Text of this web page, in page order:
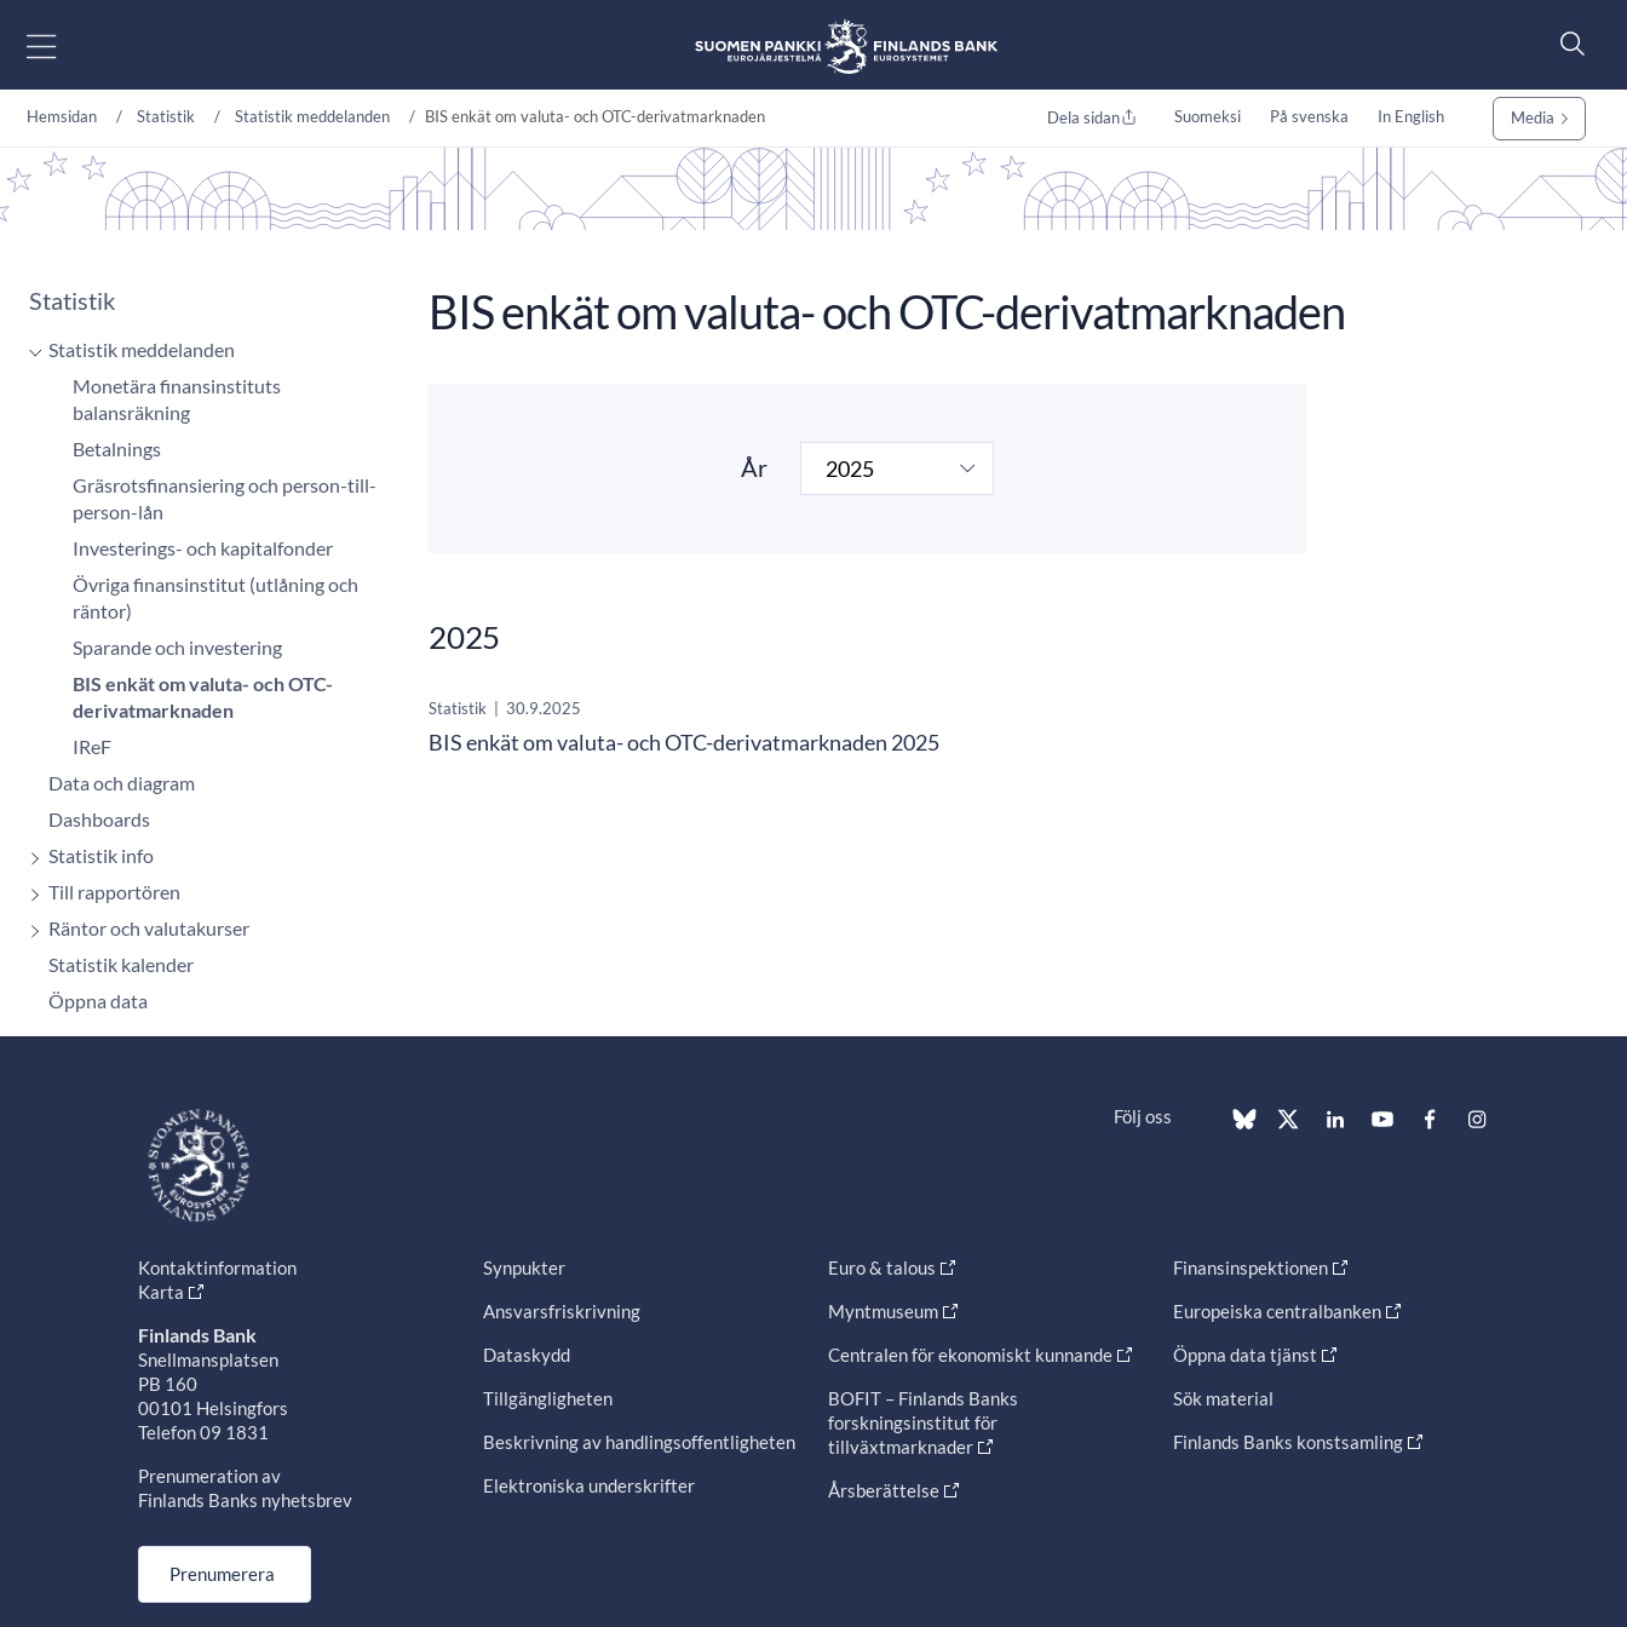
Hemsidan Statistik Statistik meddelanden BIS enkät om valuta- och OTC-derivatmarknaden Dela sidan Suomeksi På svenska In English Media
Statistik
Statistik meddelanden
Monetära finansinstituts
balansräkning
Betalnings
Gräsrotsfinansiering och person-till-
person-lån
Investerings- och kapitalfonder
Övriga finansinstitut (utlåning och
räntor)
Sparande och investering
BIS enkät om valuta- och OTC-
derivatmarknaden
IReF
Data och diagram
Dashboards
Statistik info
Till rapportören
Räntor och valutakurser
Statistik kalender
Öppna data
BIS enkät om valuta- och OTC-derivatmarknaden
År
2025
Statistik 30.9.2025
BIS enkät om valuta- och OTC-derivatmarknaden 2025
Följ oss
Kontaktinformation
Karta
Finlands Bank
Snellmansplatsen
PB 160
00101 Helsingfors
Telefon 09 1831
Prenumeration av
Finlands Banks nyhetsbrev
Prenumerera
Synpukter
Ansvarsfriskrivning
Dataskydd
Tillgängligheten
Beskrivning av handlingsoffentligheten
Elektroniska underskrifter
Euro & talous
Myntmuseum
Centralen för ekonomiskt kunnande
BOFIT – Finlands Banks
forskningsinstitut för
tillväxtmarknader
Årsberättelse
Finansinspektionen
Europeiska centralbanken
Öppna data tjänst
Sök material
Finlands Banks konstsamling